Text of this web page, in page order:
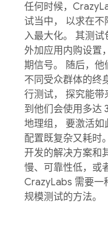
任何时候，
试当中， 以求在
入最大化。 其测试
外加应用内购设置
期信号。 随后，
不同受众群体的终
行测试， 探究能
到他们会使用多达
地理组， 要激活
配置既复杂又耗时
开发的解决方案和
慢、可靠性低，或
CrazyLabs 需要一
规模测试的方法。